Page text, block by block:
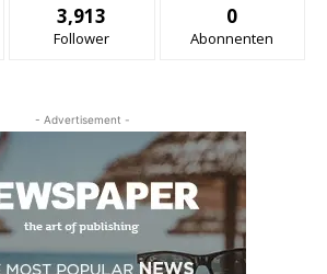
3,913
Follower
0
Abonnenten
- Advertisement -